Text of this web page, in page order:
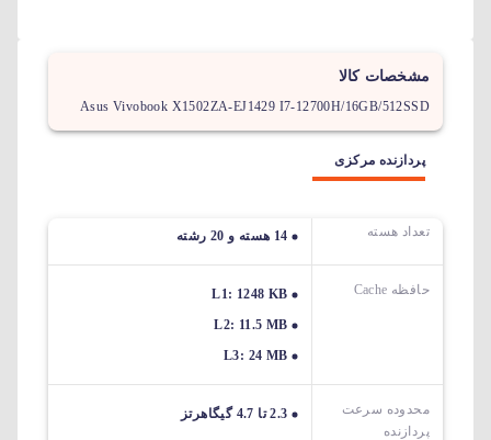
مشخصات کالا
Asus Vivobook X1502ZA-EJ1429 I7-12700H/16GB/512SSD
پردازنده مرکزی
تعداد هسته 14 هسته و 20 رشته
حافظه Cache
L1: 1248 KB
L2: 11.5 MB
L3: 24 MB
محدوده سرعت
پردازنده
2.3 تا 4.7 گیگاهرتز